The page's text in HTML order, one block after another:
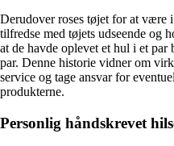
Derudover roses tøjet for at være
tilfredse med tøjets udseende og
at de havde oplevet et hul i et
par. Denne historie vidner om
service og tage ansvar for
produkterne.
Personlig håndskrevet